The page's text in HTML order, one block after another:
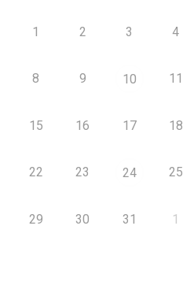
1 2 3 4
8 9 10 11
15 16 17 18
22 23 24 25
29 30 31 1